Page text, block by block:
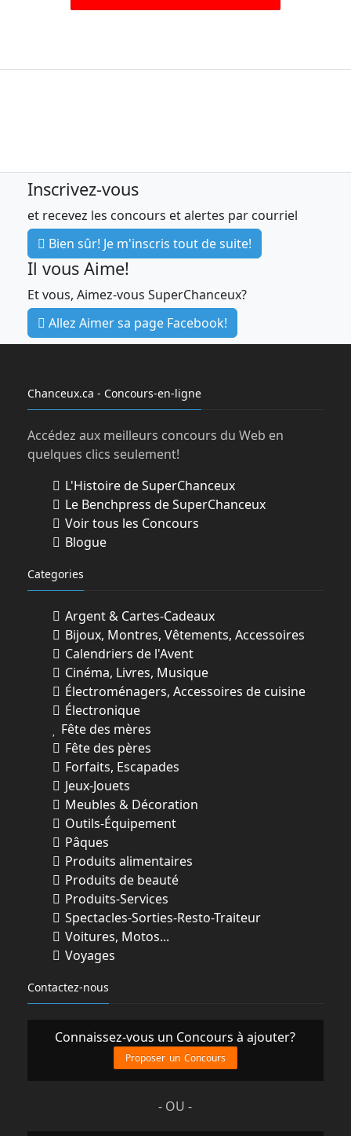
Inscrivez-vous
et recevez les concours et alertes par courriel
Bien sûr! Je m'inscris tout de suite!
Il vous Aime!
Et vous, Aimez-vous SuperChanceux?
Allez Aimer sa page Facebook!
Chanceux.ca - Concours-en-ligne
Accédez aux meilleurs concours du Web en
quelques clics seulement!
L'Histoire de SuperChanceux
Le Benchpress de SuperChanceux
Voir tous les Concours
Blogue
Categories
Argent & Cartes-Cadeaux
Bijoux, Montres, Vêtements, Accessoires
Calendriers de l'Avent
Cinéma, Livres, Musique
Électroménagers, Accessoires de cuisine
Électronique
Fête des mères
Fête des pères
Forfaits, Escapades
Jeux-Jouets
Meubles & Décoration
Outils-Équipement
Pâques
Produits alimentaires
Produits de beauté
Produits-Services
Spectacles-Sorties-Resto-Traiteur
Voitures, Motos...
Voyages
Contactez-nous
Connaissez-vous un Concours à ajouter?
Proposer un Concours
- OU -